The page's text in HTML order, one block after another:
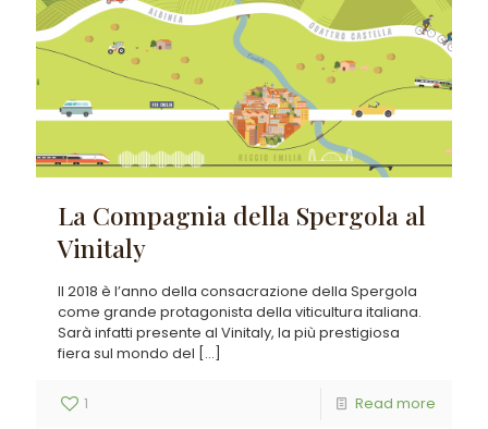
La Compagnia della Spergola al
Vinitaly
Il 2018 è l’anno della consacrazione della Spergola
come grande protagonista della viticultura italiana.
Sarà infatti presente al Vinitaly, la più prestigiosa
fiera sul mondo del […]
1 Read more